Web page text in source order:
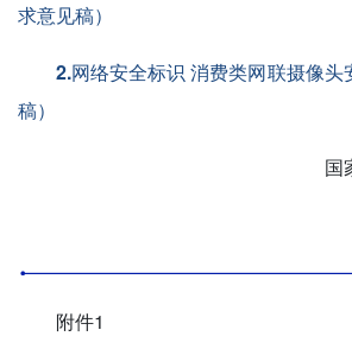
求意见稿）
2.网络安全标识 消费类网联摄像
稿）
国
附件1